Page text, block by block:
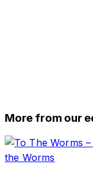
More from our